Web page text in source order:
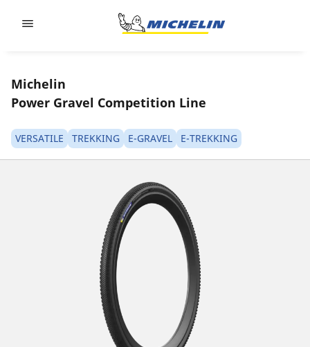
Michelin
Power Gravel Competition Line
VERSATILE TREKKING E-GRAVEL E-TREKKING